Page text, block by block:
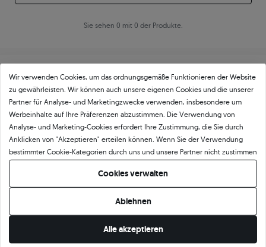
Sie sehen 0 mit 0 der Produkte.
Über11 4845★-Bewertungen in ganz
Europa
GEPRÜFTE BEWERTUNGEN UNSERER KUNDEN
10 468 252
Wir verwenden Cookies, um das ordnungsgemäße Funktionieren der Website
zu gewährleisten. Wir können auch unsere eigenen Cookies und die unserer
Partner für Analyse- und Marketingzwecke verwenden, insbesondere um
Werbeinhalte auf Ihre Präferenzen abzustimmen. Die Verwendung von
Analyse- und Marketing-Cookies erfordert Ihre Zustimmung, die Sie durch
Anklicken von "Akzeptieren" erteilen können. Wenn Sie der Verwendung
bestimmter Cookie-Kategorien durch uns und unsere Partner nicht zustimmen
möchten, klicken Sie auf "Lassen Sie mich wählen" und bestimmen Sie Ihre
Präferenzen. Sie können Ihre Zustimmung jederzeit widerrufen, indem Sie
Ihre Cookie-Einstellungen ändern.
Cookies verwalten
Ablehnen
Alle akzeptieren